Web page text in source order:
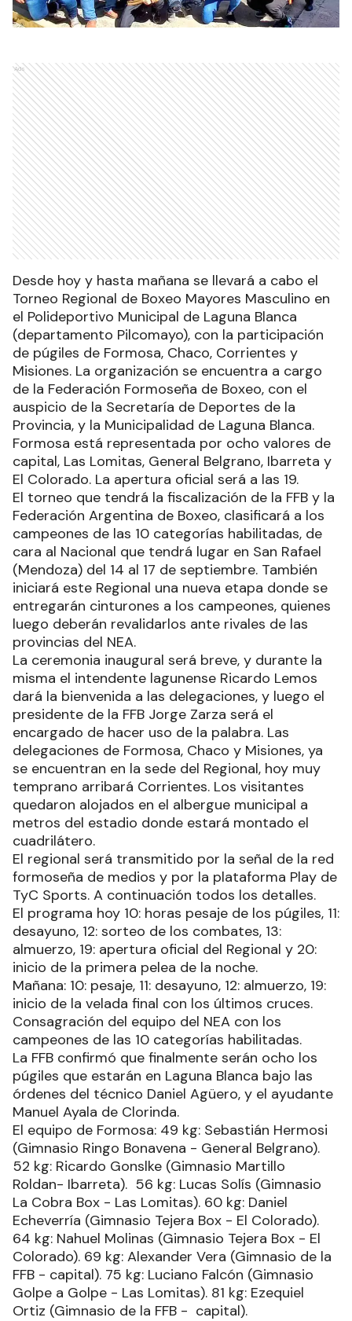
Ads
Desde hoy y hasta mañana se llevará a cabo el
Torneo Regional de Boxeo Mayores Masculino en
el Polideportivo Municipal de Laguna Blanca
(departamento Pilcomayo), con la participación
de púgiles de Formosa, Chaco, Corrientes y
Misiones. La organización se encuentra a cargo
de la Federación Formoseña de Boxeo, con el
auspicio de la Secretaría de Deportes de la
Provincia, y la Municipalidad de Laguna Blanca.
Formosa está representada por ocho valores de
capital, Las Lomitas, General Belgrano, Ibarreta y
El Colorado. La apertura oficial será a las 19.
El torneo que tendrá la fiscalización de la FFB y la
Federación Argentina de Boxeo, clasificará a los
campeones de las 10 categorías habilitadas, de
cara al Nacional que tendrá lugar en San Rafael
(Mendoza) del 14 al 17 de septiembre. También
iniciará este Regional una nueva etapa donde se
entregarán cinturones a los campeones, quienes
luego deberán revalidarlos ante rivales de las
provincias del NEA.
La ceremonia inaugural será breve, y durante la
misma el intendente lagunense Ricardo Lemos
dará la bienvenida a las delegaciones, y luego el
presidente de la FFB Jorge Zarza será el
encargado de hacer uso de la palabra. Las
delegaciones de Formosa, Chaco y Misiones, ya
se encuentran en la sede del Regional, hoy muy
temprano arribará Corrientes. Los visitantes
quedaron alojados en el albergue municipal a
metros del estadio donde estará montado el
cuadrilátero.
El regional será transmitido por la señal de la red
formoseña de medios y por la plataforma Play de
TyC Sports. A continuación todos los detalles.
El programa hoy 10: horas pesaje de los púgiles, 11:
desayuno, 12: sorteo de los combates, 13:
almuerzo, 19: apertura oficial del Regional y 20:
inicio de la primera pelea de la noche.
Mañana: 10: pesaje, 11: desayuno, 12: almuerzo, 19:
inicio de la velada final con los últimos cruces.
Consagración del equipo del NEA con los
campeones de las 10 categorías habilitadas.
La FFB confirmó que finalmente serán ocho los
púgiles que estarán en Laguna Blanca bajo las
órdenes del técnico Daniel Agüero, y el ayudante
Manuel Ayala de Clorinda.
El equipo de Formosa: 49 kg: Sebastián Hermosi
(Gimnasio Ringo Bonavena - General Belgrano).
52 kg: Ricardo Gonslke (Gimnasio Martillo
Roldan- Ibarreta). 56 kg: Lucas Solís (Gimnasio
La Cobra Box - Las Lomitas). 60 kg: Daniel
Echeverría (Gimnasio Tejera Box - El Colorado).
64 kg: Nahuel Molinas (Gimnasio Tejera Box - El
Colorado). 69 kg: Alexander Vera (Gimnasio de la
FFB - capital). 75 kg: Luciano Falcón (Gimnasio
Golpe a Golpe - Las Lomitas). 81 kg: Ezequiel
Ortiz (Gimnasio de la FFB - capital).